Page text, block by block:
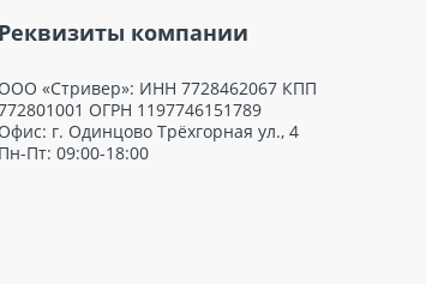
Реквизиты компании
ООО «Стривер»: ИНН 7728462067 КПП
ОГРН 1197746151789
Офис: г. Одинцово Трёхгорная ул., 4
Пн-Пт: 09:00-18:00